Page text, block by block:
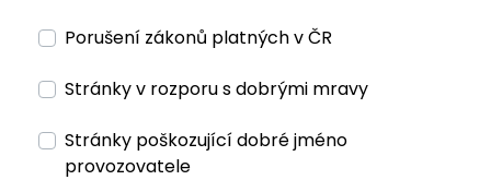
Porušení zákonů platných v ČR
Stránky v rozporu s dobrými mravy
Stránky poškozující dobré jméno
provozovatele